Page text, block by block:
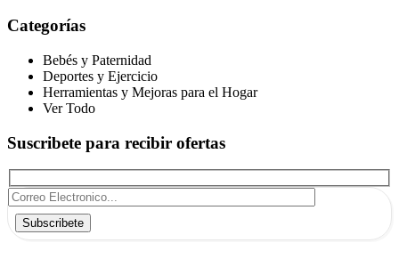
Categorías
Bebés y Paternidad
Deportes y Ejercicio
Herramientas y Mejoras para el Hogar
Ver Todo
Suscribete para recibir ofertas
Subscribete